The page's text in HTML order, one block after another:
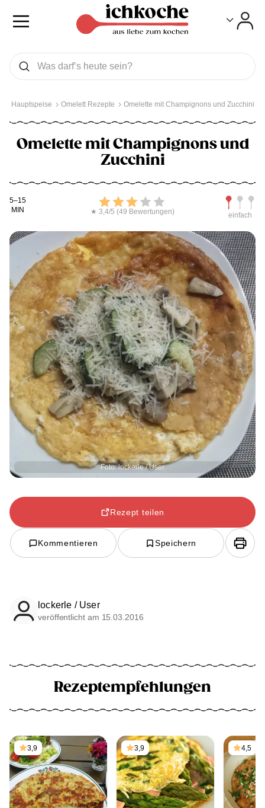
Was wollen Sie suchen
Suchen
Hauptspeise Omelett Rezepte Omelette mit Champignons und Zucchini
Omelette mit Champignons und
Zucchini
Kochdauer
5–15
MIN
Bewerten
★ 3,4/5 (49 Bewertungen) einfach
Foto: lockerle / User
Rezept teilen
Kommentieren Speichern
lockerle / User
veröffentlicht am 15.03.2016
Rezeptempfehlungen
3,9 3,9 4,5